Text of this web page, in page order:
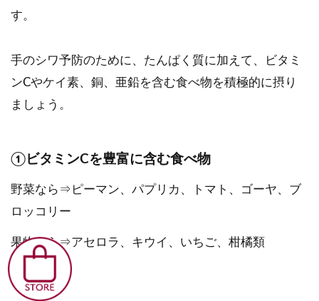
す。
手のシワ予防のために、たんぱく質に加えて、ビタミ
ンCやケイ素、銅、亜鉛を含む食べ物を積極的に摂り
ましょう。
①ビタミンCを豊富に含む食べ物
野菜なら⇒ピーマン、パプリカ、トマト、ゴーヤ、ブ
ロッコリー
果物なら⇒アセロラ、キウイ、いちご、柑橘類
などです。